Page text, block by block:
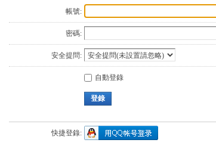
帳號:
密碼:
安全提問:
自動登錄
登錄
快捷登錄: